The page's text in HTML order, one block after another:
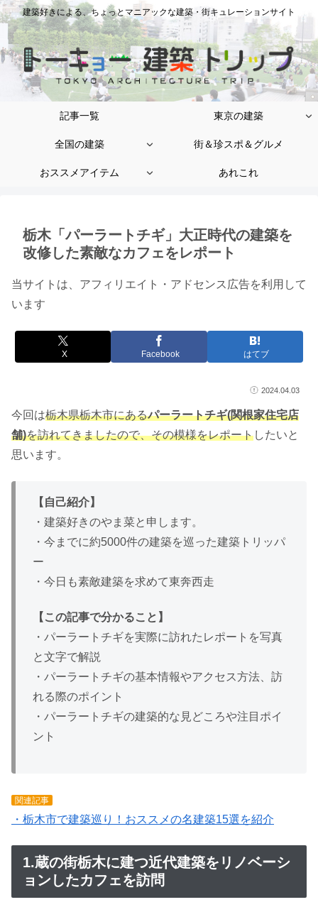
建築好きによる、ちょっとマニアックな建築・街キュレーションサイト
記事一覧 東京の建築
全国の建築 街＆珍スポ＆グルメ
おススメアイテム あれこれ
栃木「パーラートチギ」大正時代の建築を
改修した素敵なカフェをレポート
当サイトは、アフィリエイト・アドセンス広告を利用して
います
X Facebook はてブ
2024.04.03
今回は栃木県栃木市にあるパーラートチギ(関根家住宅店
舗)を訪れてきましたので、その模様をレポートしたいと
思います。
【自己紹介】
・建築好きのやま菜と申します。
・今までに約5000件の建築を巡った建築トリッパ
ー
・今日も素敵建築を求めて東奔西走
【この記事で分かること】
・パーラートチギを実際に訪れたレポートを写真
と文字で解説
・パーラートチギの基本情報やアクセス方法、訪
れる際のポイント
・パーラートチギの建築的な見どころや注目ポイ
ント
関連記事
・栃木市で建築巡り！おススメの名建築15選を紹介
1.蔵の街栃木に建つ近代建築をリノベーシ
ョンしたカフェを訪問